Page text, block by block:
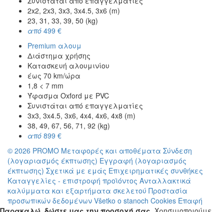
2x2, 2x3, 3x3, 3x4.5, 3x6 (m)
23, 31, 33, 39, 50 (kg)
από 499 €
Premium αλουμ
Διάστημα χρήσης
Κατασκευή αλουμινίου
έως 70 km/ώρα
1,8 < 7 mm
Ύφασμα Oxford με PVC
Συνιστάται από επαγγελματίες
3x3, 3x4.5, 3x6, 4x4, 4x6, 4x8 (m)
38, 49, 67, 56, 71, 92 (kg)
από 899 €
© 2026 PROMO Μεταφορές και αποθέματα Σύνδεση
(λογαριασμός έκπτωσης) Εγγραφή (λογαριασμός
έκπτωσης) Σχετικά με εμάς Επιχειρηματικές συνθήκες
Καταγγελίες - επιστροφή προϊόντος Ανταλλακτικά
καλύμματα και εξαρτήματα σκελετού Προστασία
προσωπικών δεδομένων Všetko o stanoch Cookies Επαφή